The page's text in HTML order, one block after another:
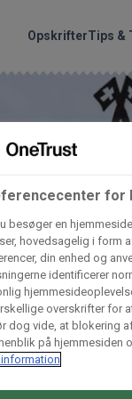
OpskrifterTips &
Arctic Import
Dagrofa
INCO Cash & Carry
Vaffelexpressen
Gem
personlige
medlem af
adgang til dine
for
besøger en
hovedsagelig i form
din enhed og
identificerer
overskrifter for
dog vide, at blokering
på hjemmesiden